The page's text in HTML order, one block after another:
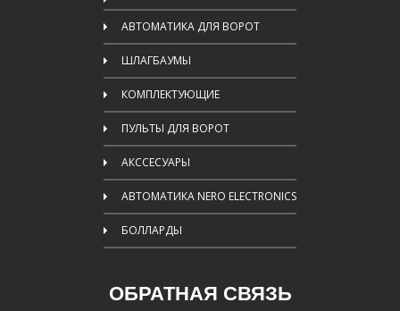
АВТОМАТИКА ДЛЯ ВОРОТ
ШЛАГБАУМЫ
КОМПЛЕКТУЮЩИЕ
ПУЛЬТЫ ДЛЯ ВОРОТ
АКССЕСУАРЫ
АВТОМАТИКА NERO ELECTRONICS
БОЛЛАРДЫ
ОБРАТНАЯ СВЯЗЬ